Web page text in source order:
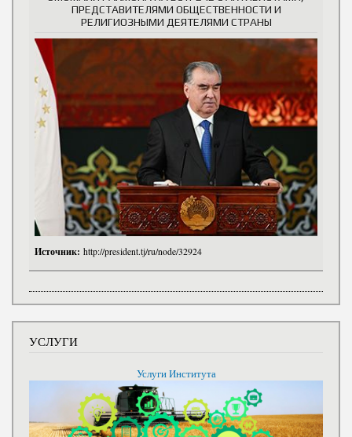
ПРЕДСТАВИТЕЛЯМИ ОБЩЕСТВЕННОСТИ И
РЕЛИГИОЗНЫМИ ДЕЯТЕЛЯМИ СТРАНЫ
Источник: http://president.tj/ru/node/32924
УСЛУГИ
Услуги Института